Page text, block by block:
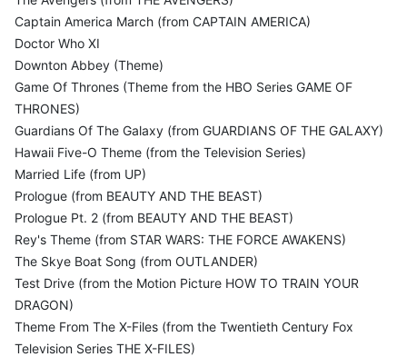
Captain America March (from CAPTAIN AMERICA)
Doctor Who XI
Downton Abbey (Theme)
Game Of Thrones (Theme from the HBO Series GAME OF
THRONES)
Guardians Of The Galaxy (from GUARDIANS OF THE GALAXY)
Hawaii Five-O Theme (from the Television Series)
Married Life (from UP)
Prologue (from BEAUTY AND THE BEAST)
Prologue Pt. 2 (from BEAUTY AND THE BEAST)
Rey's Theme (from STAR WARS: THE FORCE AWAKENS)
The Skye Boat Song (from OUTLANDER)
Test Drive (from the Motion Picture HOW TO TRAIN YOUR
DRAGON)
Theme From The X-Files (from the Twentieth Century Fox
Television Series THE X-FILES)